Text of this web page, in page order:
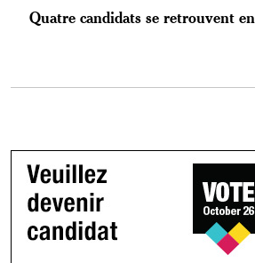
Quatre candidats se retrouvent